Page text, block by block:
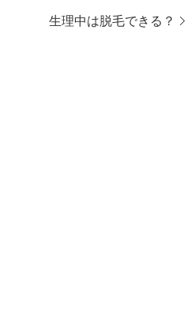
生理中は脱毛できる？